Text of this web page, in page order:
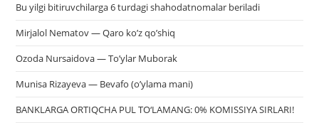
Bu yilgi bitiruvchilarga 6 turdagi shahodatnomalar beriladi
Mirjalol Nematov — Qaro ko’z qo’shiq
Ozoda Nursaidova — To’ylar Muborak
Munisa Rizayeva — Bevafo (o’ylama mani)
BANKLARGA ORTIQCHA PUL TO‘LAMANG: 0% KOMISSIYA SIRLARI!